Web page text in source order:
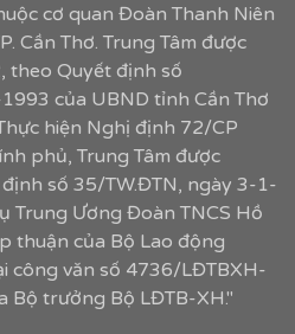
cơ quan Đoàn Thanh Niên
Cần Thơ. Trung Tâm được
theo Quyết định số
của UBND tỉnh Cần Thơ
hiện Nghị định 72/CP
phủ, Trung Tâm được
số 35/TW.ĐTN, ngày 3-1-
Trung Ương Đoàn TNCS Hồ
thuận của Bộ Lao động
công văn số 4736/LĐTBXH-
Bộ trưởng Bộ LĐTB-XH."